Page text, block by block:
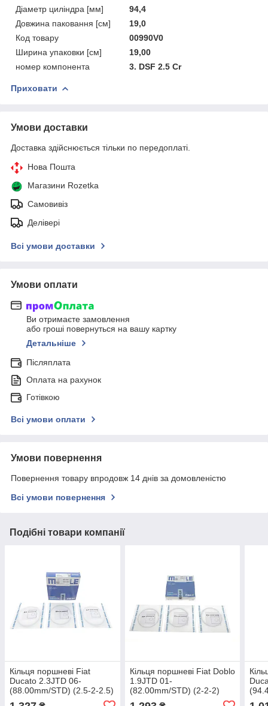
Діаметр циліндра [мм]
94,4
Довжина паковання [см]
19,0
Код товару
00990V0
Ширина упаковки [см]
19,00
номер компонента
3. DSF 2.5 Cr
Приховати
Умови доставки
Доставка здійснюється тільки по передоплаті.
Нова Пошта
Магазини Rozetka
Самовивіз
Делівері
Всі умови доставки
Умови оплати
Ви отримаєте замовлення
або гроші повернуться на вашу картку
Детальніше
Післяплата
Оплата на рахунок
Готівкою
Всі умови оплати
Умови повернення
Повернення товару впродовж 14 днів за домовленістю
Всі умови повернення
Подібні товари компанії
Кільця поршневі Fiat
Ducato 2.3JTD 06-
(88.00mm/STD) (2.5-2-2.5)
Кільця поршневі Fiat Doblo
1.9JTD 01-
(82.00mm/STD) (2-2-2)
MAHLE 009 81 N0 UA62